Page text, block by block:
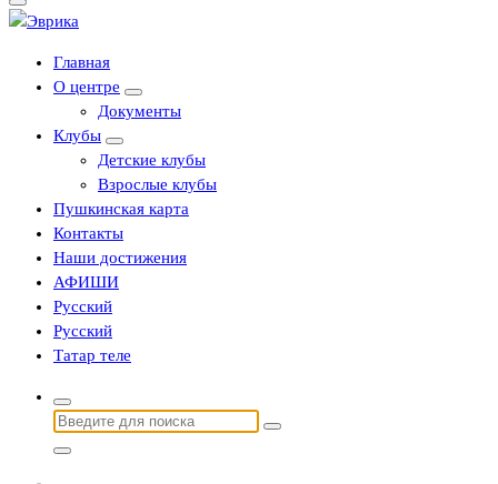
Городской культурный центр, г. Набережные Челны
Главная
О центре
Документы
Клубы
Детские клубы
Взрослые клубы
Пушкинская карта
Контакты
Наши достижения
АФИШИ
Русский
Русский
Татар теле
Найти: